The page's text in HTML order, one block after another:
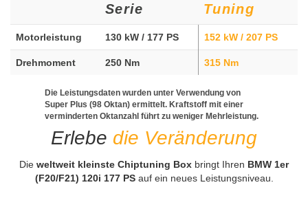
Serie Tuning
Motorleistung 130 kW / 177 PS 152 kW / 207 PS
Drehmoment 250 Nm 315 Nm
Die Leistungsdaten wurden unter Verwendung von
Super Plus (98 Oktan) ermittelt. Kraftstoff mit einer
verminderten Oktanzahl führt zu weniger Mehrleistung.
Erlebe die Veränderung
Die weltweit kleinste Chiptuning Box bringt Ihren BMW 1er
(F20/F21) 120i 177 PSauf ein neues Leistungsniveau.